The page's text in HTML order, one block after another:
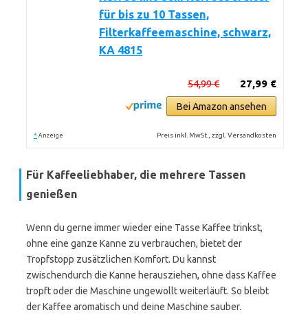
für bis zu 10 Tassen,
Filterkaffeemaschine, schwarz,
KA 4815
27,99 €
54,99 €
Bei Amazon ansehen
* Anzeige Preis inkl. MwSt., zzgl. Versandkosten
Für Kaffeeliebhaber, die mehrere Tassen
genießen
Wenn du gerne immer wieder eine Tasse Kaffee trinkst,
ohne eine ganze Kanne zu verbrauchen, bietet der
Tropfstopp zusätzlichen Komfort. Du kannst
zwischendurch die Kanne herausziehen, ohne dass Kaffee
tropft oder die Maschine ungewollt weiterläuft. So bleibt
der Kaffee aromatisch und deine Maschine sauber.